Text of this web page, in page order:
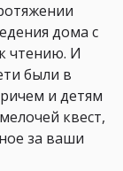
дома с
чтению. И
были в
и детям
квест,
за ваши